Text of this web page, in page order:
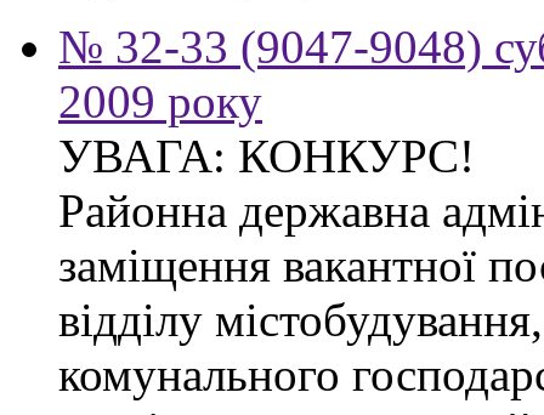
№ 32-33 (9047-9048)
2009 року
УВАГА: КОНКУРС!
Районна державна
заміщення вакантної
відділу
комунального